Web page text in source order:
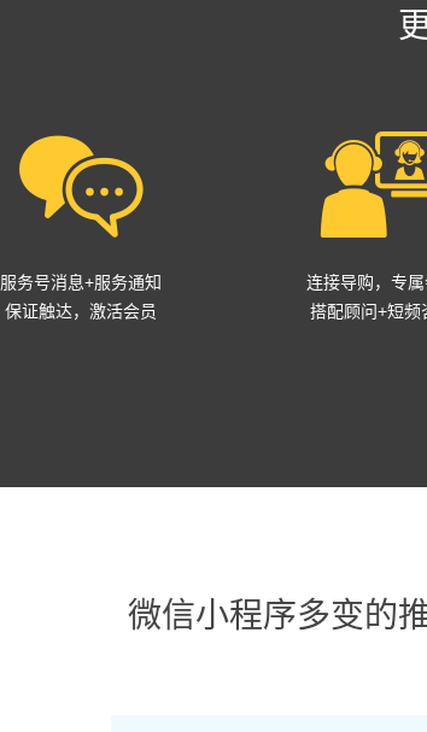
服务号消息+服务通知
保证触达，激活会员
连接导购，专
搭配顾问+短频
微信小程序多变的